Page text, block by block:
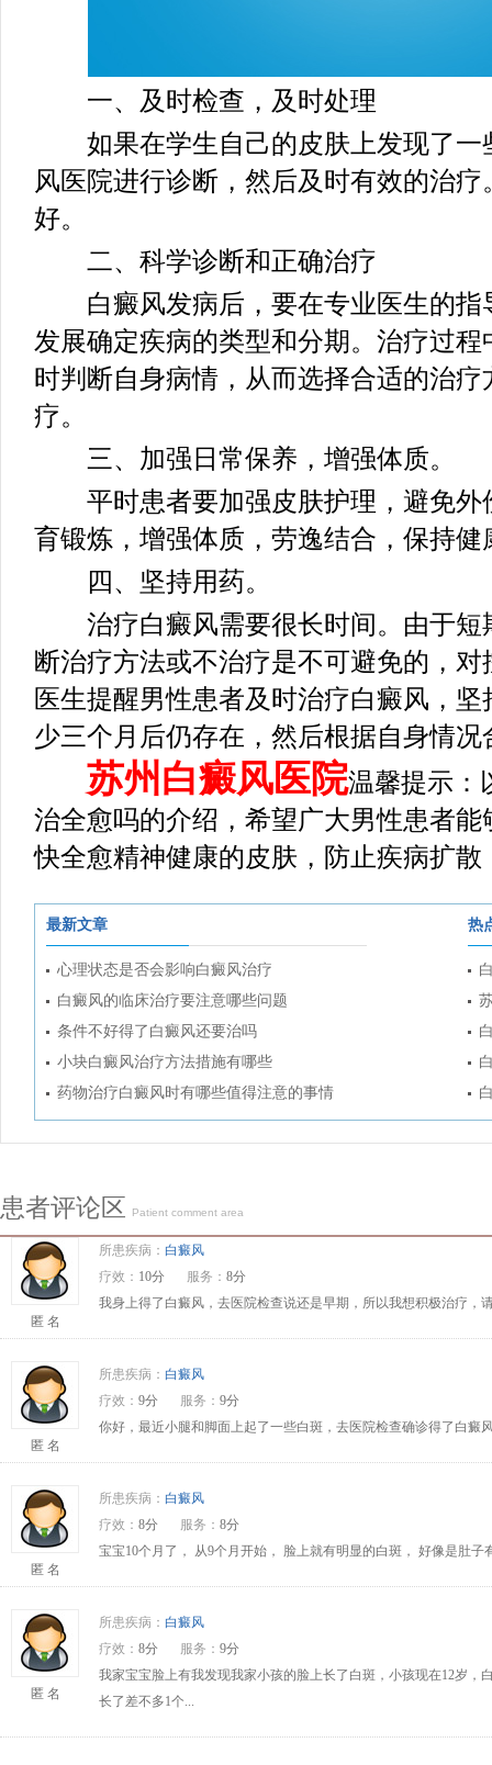
一、及时检查，及时处理
如果在学生自己的皮肤上发现了一
风医院进行诊断，然后及时有效的治
好。
二、科学诊断和正确治疗
白癜风发病后，要在专业医生的指
发展确定疾病的类型和分期。治疗过
时判断自身病情，从而选择合适的治
疗。
三、加强日常保养，增强体质。
平时患者要加强皮肤护理，避免外
育锻炼，增强体质，劳逸结合，保持
四、坚持用药。
治疗白癜风需要很长时间。由于短
断治疗方法或不治疗是不可避免的，
医生提醒男性患者及时治疗白癜风，
少三个月后仍存在，然后根据自身情
苏州白癜风医院温馨提示：
治全愈吗的介绍，希望广大男性患者
快全愈精神健康的皮肤，防止疾病扩
最新文章
心理状态是否会影响白癜风治疗
白癜风的临床治疗要注意哪些问题
条件不好得了白癜风还要治吗
小块白癜风治疗方法措施有哪些
药物治疗白癜风时有哪些值得注意的事情
热
患者评论区 Patient comment area
匿 名
所患疾病： 白癜风
疗效： 10分 服务： 8分
我身上得了白癜风，去医院检查说还是早期，所以我想积极治疗，
匿 名
所患疾病： 白癜风
疗效： 9分 服务： 9分
你好，最近小腿和脚面上起了一些白斑，去医院检查确诊得了白
匿 名
所患疾病： 白癜风
疗效： 8分 服务： 8分
宝宝10个月了， 从9个月开始， 脸上就有明显的白斑， 好像是肚
匿 名
所患疾病： 白癜风
疗效： 8分 服务： 9分
我家宝宝脸上有我发现我家小孩的脸上长了白斑，小孩现在12岁
长了差不多1个...